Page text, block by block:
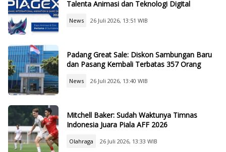
Talenta Animasi dan Teknologi Digital
News 26 Juli 2026, 13:51 WIB
Padang Great Sale: Diskon Sambungan Baru
dan Pasang Kembali Terbatas 357 Orang
News 26 Juli 2026, 13:40 WIB
Mitchell Baker: Sudah Waktunya Timnas
Indonesia Juara Piala AFF 2026
Olahraga 26 Juli 2026, 13:33 WIB